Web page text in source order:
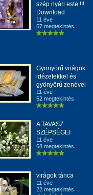
szép nyári este !!!
Download
11 éve
57 megtekintés
Gyönyörű virágok
idézetekkel és
gyönyörű zenével
11 éve
52 megtekintés
A TAVASZ
SZÉPSÉGEI
11 éve
68 megtekintés
virágok tánca
11 éve
22 megtekintés